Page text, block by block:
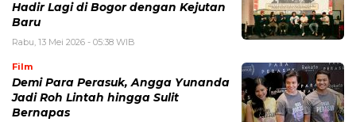
Hadir Lagi di Bogor dengan Kejutan
Baru
Rabu, 13 Mei 2026 - 05:38 WIB
Film
Demi Para Perasuk, Angga Yunanda
Jadi Roh Lintah hingga Sulit
Bernapas